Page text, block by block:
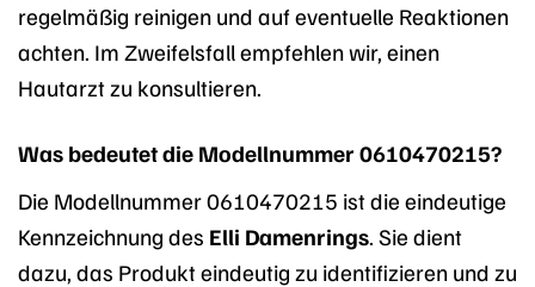
regelmäßig reinigen und auf eventuelle Reaktionen
achten. Im Zweifelsfall empfehlen wir, einen
Hautarzt zu konsultieren.
Was bedeutet die Modellnummer 0610470215?
Die Modellnummer 0610470215 ist die eindeutige
Kennzeichnung des Elli Damenrings . Sie dient
dazu, das Produkt eindeutig zu identifizieren und zu